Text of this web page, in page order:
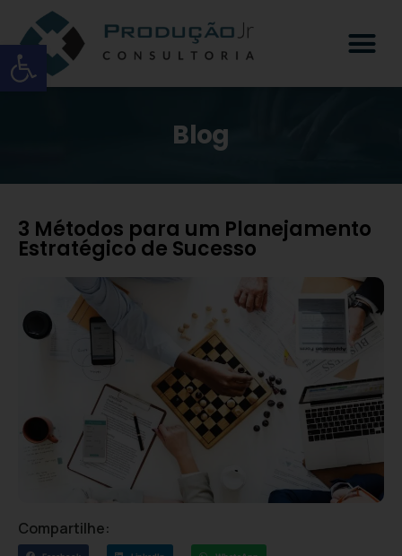
Open toolbar
Blog
3 Métodos para um Planejamento
Estratégico de Sucesso
Compartilhe: